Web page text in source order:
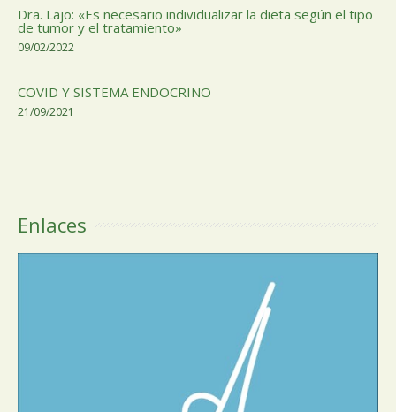
Dra. Lajo: «Es necesario individualizar la dieta según el tipo
de tumor y el tratamiento»
09/02/2022
COVID Y SISTEMA ENDOCRINO
21/09/2021
Enlaces